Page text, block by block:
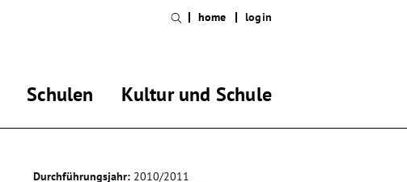
Schulen Kultur und Schule
home login
Durchführungsjahr: 2010/2011